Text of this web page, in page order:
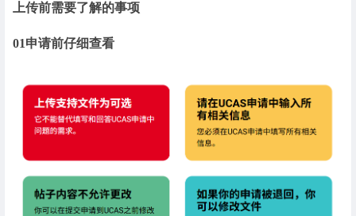
上传前需要了解的事项
01申请前仔细查看